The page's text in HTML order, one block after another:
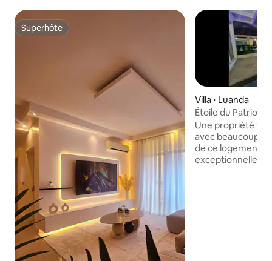
Superhôte
Superhôte
Villa ⋅ Luanda
Étoile du Patriote
Une propriété
avec beaucoup à offrir ! La
de ce logement